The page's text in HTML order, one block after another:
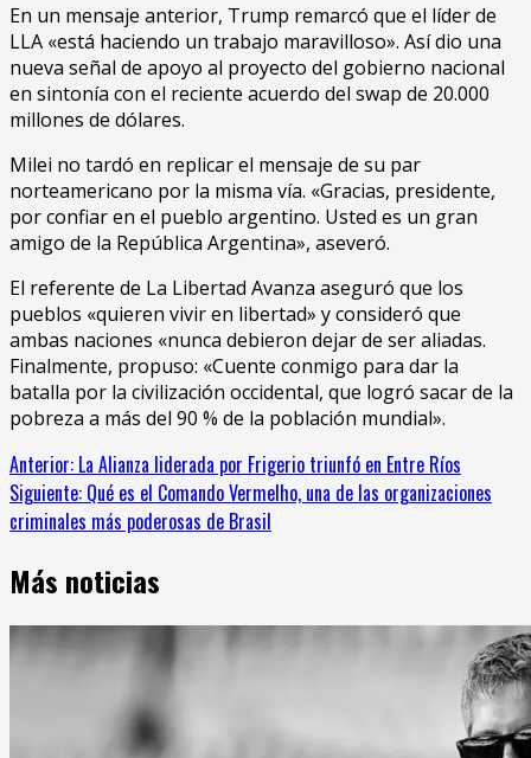
En un mensaje anterior, Trump remarcó que el líder de
LLA «está haciendo un trabajo maravilloso». Así dio una
nueva señal de apoyo al proyecto del gobierno nacional
en sintonía con el reciente acuerdo del swap de 20.000
millones de dólares.
Milei no tardó en replicar el mensaje de su par
norteamericano por la misma vía. «Gracias, presidente,
por confiar en el pueblo argentino. Usted es un gran
amigo de la República Argentina», aseveró.
El referente de La Libertad Avanza aseguró que los
pueblos «quieren vivir en libertad» y consideró que
ambas naciones «nunca debieron dejar de ser aliadas.
Finalmente, propuso: «Cuente conmigo para dar la
batalla por la civilización occidental, que logró sacar de la
pobreza a más del 90 % de la población mundial».
Sigue
leyendo
Anterior: La Alianza liderada por Frigerio triunfó en Entre Ríos
Siguiente: Qué es el Comando Vermelho, una de las organizaciones
criminales más poderosas de Brasil
Más noticias